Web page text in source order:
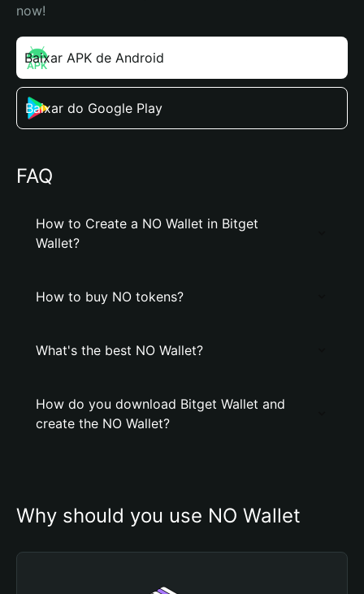
now!
Baixar APK de Android
Baixar do Google Play
FAQ
How to Create a NO Wallet in Bitget
Wallet?
How to buy NO tokens?
What's the best NO Wallet?
How do you download Bitget Wallet and
create the NO Wallet?
Why should you use NO Wallet